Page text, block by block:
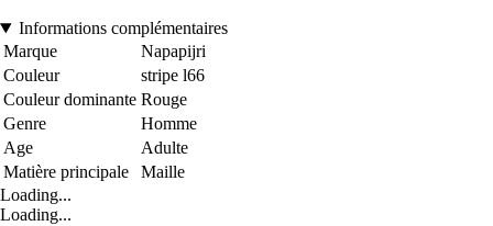
Informations complémentaires
Marque
Napapijri
Couleur
stripe l66
Couleur dominante Rouge
Genre
Homme
Age
Adulte
Matière principale
Maille
Loading...
Loading...